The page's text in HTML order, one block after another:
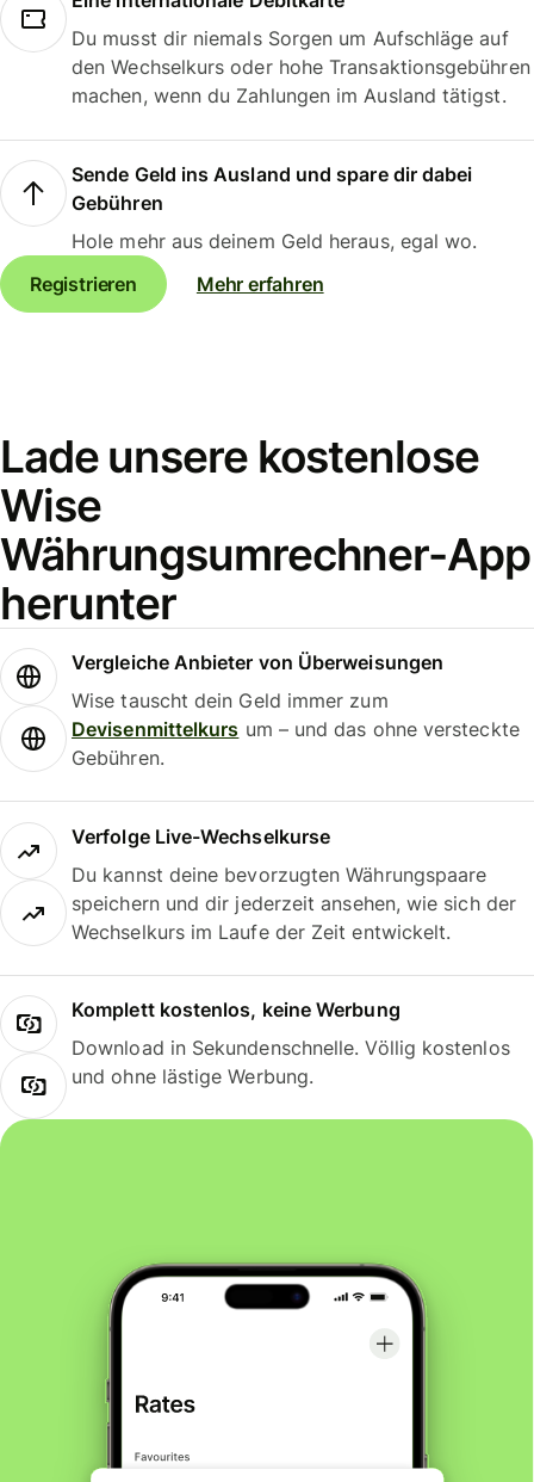
Du musst dir niemals Sorgen um Aufschläge auf
den Wechselkurs oder hohe Transaktionsgebühren
machen, wenn du Zahlungen im Ausland tätigst.
Sende Geld ins Ausland und spare dir dabei
Gebühren
Hole mehr aus deinem Geld heraus, egal wo.
Registrieren
Mehr erfahren
Lade unsere kostenlose
Wise
Währungsumrechner-App
herunter
Vergleiche Anbieter von Überweisungen
Wise tauscht dein Geld immer zum
Devisenmittelkurs um – und das ohne versteckte
Gebühren.
Verfolge Live-Wechselkurse
Du kannst deine bevorzugten Währungspaare
speichern und dir jederzeit ansehen, wie sich der
Wechselkurs im Laufe der Zeit entwickelt.
Komplett kostenlos, keine Werbung
Download in Sekundenschnelle. Völlig kostenlos
und ohne lästige Werbung.